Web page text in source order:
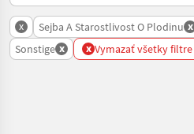
x Sejba A Starostlivost O Plodinu x
Sonstige x x Vymazať všetky filtre